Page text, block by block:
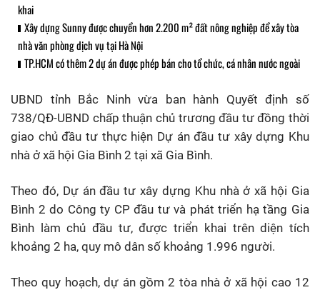
khai
Xây dựng Sunny được chuyển hơn 2.200 m² đất nông nghiệp để xây tòa
nhà văn phòng dịch vụ tại Hà Nội
TP.HCM có thêm 2 dự án được phép bán cho tổ chức, cá nhân nước ngoài
UBND tỉnh Bắc Ninh vừa ban hành Quyết định số
738/QĐ-UBND chấp thuận chủ trương đầu tư đồng thời
giao chủ đầu tư thực hiện Dự án đầu tư xây dựng Khu
nhà ở xã hội Gia Bình 2 tại xã Gia Bình.
Theo đó, Dự án đầu tư xây dựng Khu nhà ở xã hội Gia
Bình 2 do Công ty CP đầu tư và phát triển hạ tầng Gia
Bình làm chủ đầu tư, được triển khai trên diện tích
khoảng 2 ha, quy mô dân số khoảng 1.996 người.
Theo quy hoạch, dự án gồm 2 tòa nhà ở xã hội cao 12